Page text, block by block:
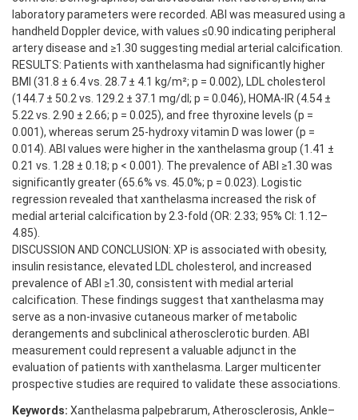
laboratory parameters were recorded. ABI was measured using a
handheld Doppler device, with values ≤0.90 indicating peripheral
artery disease and ≥1.30 suggesting medial arterial calcification.
RESULTS: Patients with xanthelasma had significantly higher
BMI (31.8 ± 6.4 vs. 28.7 ± 4.1 kg/m²; p = 0.002), LDL cholesterol
(144.7 ± 50.2 vs. 129.2 ± 37.1 mg/dl; p = 0.046), HOMA-IR (4.54 ±
5.22 vs. 2.90 ± 2.66; p = 0.025), and free thyroxine levels (p =
0.001), whereas serum 25-hydroxy vitamin D was lower (p =
0.014). ABI values were higher in the xanthelasma group (1.41 ±
0.21 vs. 1.28 ± 0.18; p < 0.001). The prevalence of ABI ≥1.30 was
significantly greater (65.6% vs. 45.0%; p = 0.023). Logistic
regression revealed that xanthelasma increased the risk of
medial arterial calcification by 2.3-fold (OR: 2.33; 95% CI: 1.12–
4.85).
DISCUSSION AND CONCLUSION: XP is associated with obesity,
insulin resistance, elevated LDL cholesterol, and increased
prevalence of ABI ≥1.30, consistent with medial arterial
calcification. These findings suggest that xanthelasma may
serve as a non-invasive cutaneous marker of metabolic
derangements and subclinical atherosclerotic burden. ABI
measurement could represent a valuable adjunct in the
evaluation of patients with xanthelasma. Larger multicenter
prospective studies are required to validate these associations.
Keywords: Xanthelasma palpebrarum, Atherosclerosis, Ankle–